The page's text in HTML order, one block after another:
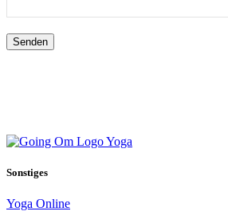
Senden
Sonstiges
Yoga Online